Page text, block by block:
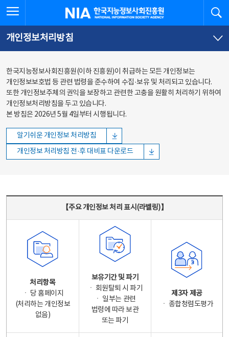
바로가기
바로가기
한국지능정보사회진흥원
개인정보처리방침
한국지능정보사회진흥원(이하 진흥원)이 취급하는 모든 개인정보는
개인정보보호법 등 관련 법령을 준수하여 수집·보유 및 처리되고 있습니다.
또한 개인정보주체의 권익을 보장하고 관련한 고충을 원활히 처리하기 위하여
개인정보처리방침을 두고 있습니다.
본 방침은 2026년 5월 4일부터 시행됩니다.
알기쉬운 개인정보 처리방침
개인정보 처리방침 전·후 대비표 다운로드
【주요 개인정보 처리 표시(라벨링)】
처리항목
ㆍ 당 홈페이지
(처리하는 개인정보
없음)
보유기간 및 파기
ㆍ 회원탈퇴 시 파기
ㆍ 일부는 관련
법령에 따라 보관
또는 파기
제3자 제공
ㆍ 종합청렴도평가